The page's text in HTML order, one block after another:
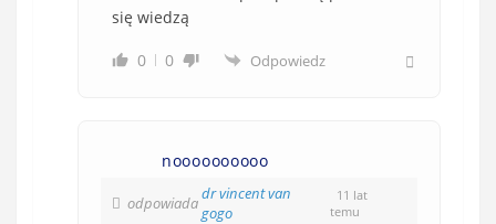
się wiedzą
0 0 Odpowiedz
noooooooooo
odpowiadadr vincent van
gogo
11 lat
temu